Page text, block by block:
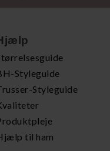
Styleguide
Styleguide
til ham